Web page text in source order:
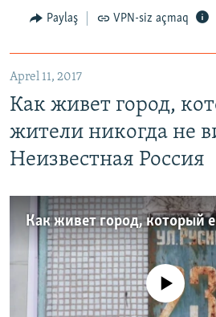
Paylaş VPN-siz açmaq
Aprel 11, 2017
Как живет город,
жители никогда не
Неизвестная Россия
No media source